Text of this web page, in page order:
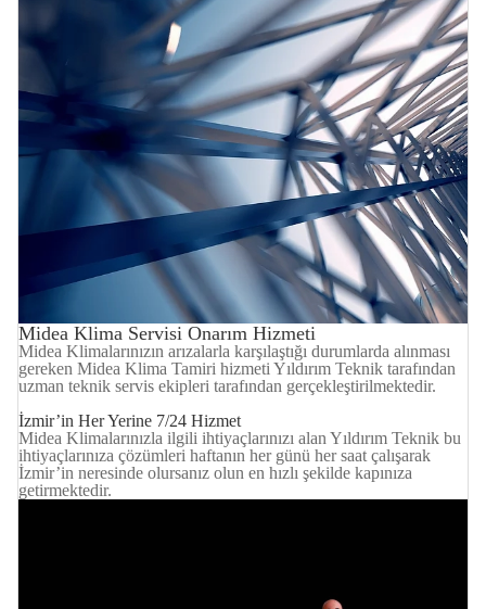
Midea Klima Servisi Onarım Hizmeti
Midea Klimalarınızın arızalarla karşılaştığı durumlarda alınması
gereken Midea Klima Tamiri hizmeti Yıldırım Teknik tarafından
uzman teknik servis ekipleri tarafından gerçekleştirilmektedir.
İzmir’in Her Yerine 7/24 Hizmet
Midea Klimalarınızla ilgili ihtiyaçlarınızı alan Yıldırım Teknik bu
ihtiyaçlarınıza çözümleri haftanın her günü her saat çalışarak
İzmir’in neresinde olursanız olun en hızlı şekilde kapınıza
getirmektedir.